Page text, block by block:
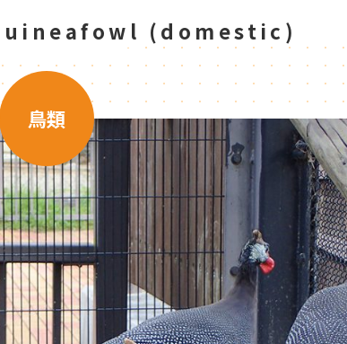
Guineafowl (domestic)
鳥類